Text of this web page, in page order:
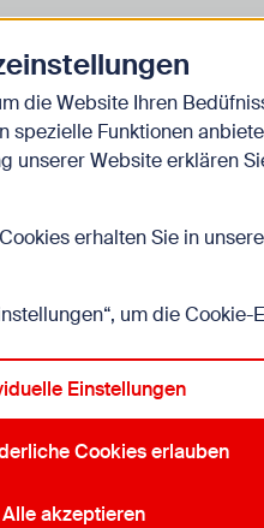
Bereich “Kinder”
22. Donaustadt
6. Mariahilf
die Website Ihren
spezielle Funktionen
unserer Website erklären
erhalten Sie in
um die Cookie-
Einstellungen
Cookies erlauben
Alle akzeptieren